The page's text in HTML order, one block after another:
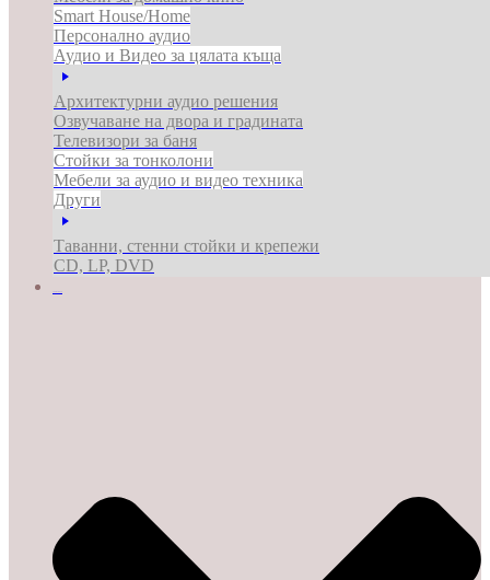
Smart House/Home
Персонално аудио
Аудио и Видео за цялата къща
Архитектурни аудио решения
Озвучаване на двора и градината
Телевизори за баня
Стойки за тонколони
Мебели за аудио и видео техника
Други
Таванни, стенни стойки и крепежи
CD, LP, DVD